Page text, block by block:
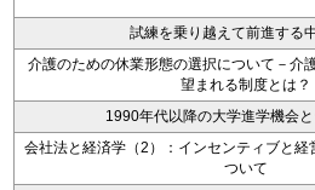
試練を乗り越えて前進する
介護のための休業形態の選択について－介
望まれる制度とは？
1990年代以降の大学進学機会
会社法と経済学（2）：インセンティブと経
ついて